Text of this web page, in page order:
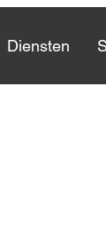
Home
Diensten